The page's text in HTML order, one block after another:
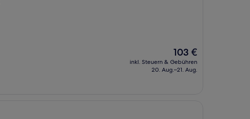
Der
Preis
beträgt
103 €
inkl. Steuern & Gebühren
20. Aug.–21. Aug.